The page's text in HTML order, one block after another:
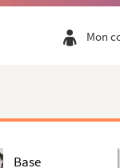
Mon
Base
Ch...
C...
C...